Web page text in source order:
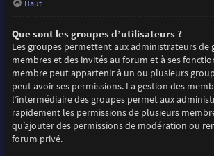
Haut
Que sont les groupes d’utilisateurs ?
Les groupes permettent aux administrateurs de
membres et des invités au forum et à ses
membre peut appartenir à un ou plusieurs
peut avoir ses permissions. La gestion des
l’intermédiaire des groupes permet aux
rapidement les permissions de plusieurs
qu’ajouter des permissions de modération ou
forum privé.